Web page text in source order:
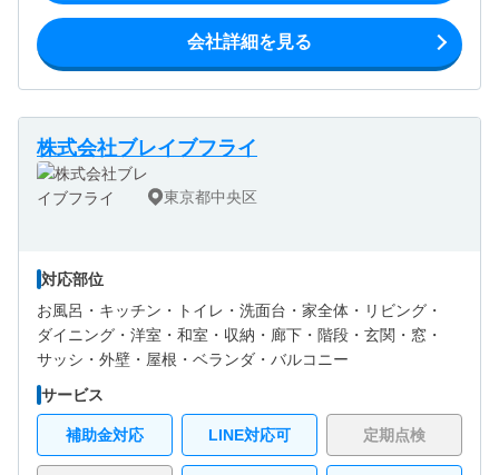
会社詳細を見る
株式会社ブレイブフライ
東京都中央区
対応部位
お風呂・ キッチン・ トイレ・ 洗面台・ 家全体・ リビング・
ダイニング・ 洋室・ 和室・ 収納・ 廊下・ 階段・ 玄関・ 窓・
サッシ・ 外壁・ 屋根・ ベランダ・バルコニー
サービス
補助金対応 LINE対応可 定期点検